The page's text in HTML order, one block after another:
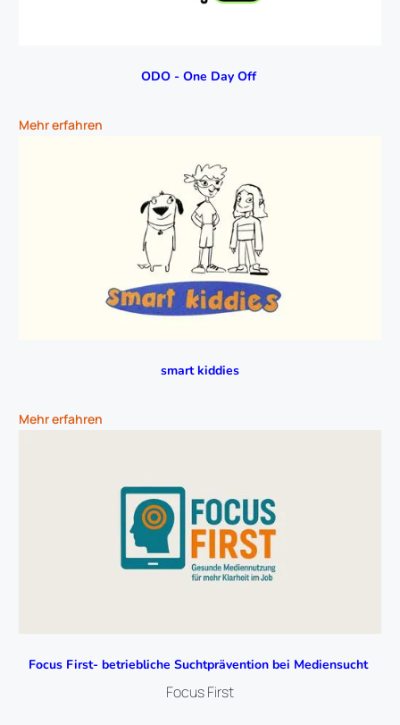
ODO - One Day Off
Mehr erfahren
smart kiddies
Mehr erfahren
Focus First- betriebliche Suchtprävention bei Mediensucht
Focus First